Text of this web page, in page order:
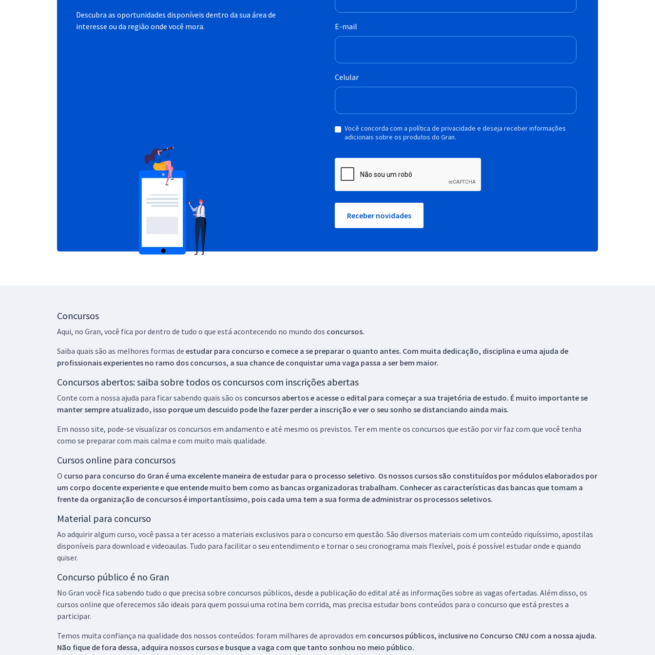
Descubra as oportunidades disponíveis dentro da sua área de
interesse ou da região onde você mora.
E-mail
Celular
Você concorda com a política de privacidade e deseja receber informações
adicionais sobre os produtos do Gran.
Receber novidades
Concursos
Aqui, no Gran, você fica por dentro de tudo o que está acontecendo no mundo dos concursos.
Saiba quais são as melhores formas de estudar para concurso e comece a se preparar o quanto antes. Com muita dedicação, disciplina e uma ajuda de
profissionais experientes no ramo dos concursos, a sua chance de conquistar uma vaga passa a ser bem maior.
Concursos abertos: saiba sobre todos os concursos com inscrições abertas
Conte com a nossa ajuda para ficar sabendo quais são os concursos abertos e acesse o edital para começar a sua trajetória de estudo. É muito importante se
manter sempre atualizado, isso porque um descuido pode lhe fazer perder a inscrição e ver o seu sonho se distanciando ainda mais.
Em nosso site, pode-se visualizar os concursos em andamento e até mesmo os previstos. Ter em mente os concursos que estão por vir faz com que você tenha
como se preparar com mais calma e com muito mais qualidade.
Cursos online para concursos
O curso para concurso do Gran é uma excelente maneira de estudar para o processo seletivo. Os nossos cursos são constituídos por módulos elaborados por
um corpo docente experiente e que entende muito bem como as bancas organizadoras trabalham. Conhecer as características das bancas que tomam a
frente da organização de concursos é importantíssimo, pois cada uma tem a sua forma de administrar os processos seletivos.
Material para concurso
Ao adquirir algum curso, você passa a ter acesso a materiais exclusivos para o concurso em questão. São diversos materiais com um conteúdo riquíssimo, apostilas
disponíveis para download e videoaulas. Tudo para facilitar o seu entendimento e tornar o seu cronograma mais flexível, pois é possível estudar onde e quando
quiser.
Concurso público é no Gran
No Gran você fica sabendo tudo o que precisa sobre concursos públicos, desde a publicação do edital até as informações sobre as vagas ofertadas. Além disso, os
cursos online que oferecemos são ideais para quem possui uma rotina bem corrida, mas precisa estudar bons conteúdos para o concurso que está prestes a
participar.
Temos muita confiança na qualidade dos nossos conteúdos: foram milhares de aprovados em concursos públicos, inclusive no Concurso CNU com a nossa ajuda.
Não fique de fora dessa, adquira nossos cursos e busque a vaga com que tanto sonhou no meio público.